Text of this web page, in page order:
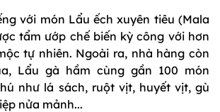
với món Lẩu ếch xuyên tiêu (Mala
tẩm ướp chế biến kỳ công với hơn
tự nhiên. Ngoài ra, nhà hàng còn
Lẩu gà hầm cùng gần 100 món
như lá sách, ruột vịt, huyết vịt, gù
nửa mảnh...